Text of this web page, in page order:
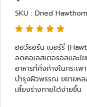
SKU : Dried
ฮอว์ธอร์น เบอร์รี่
ลดคอเลสเตอรอลและ
อาหารที่คั่งค้างในกระเ
บำรุงผิวพรรณ ขยายหล
เลี้ยงร่างกายได้ง่ายขึ้น